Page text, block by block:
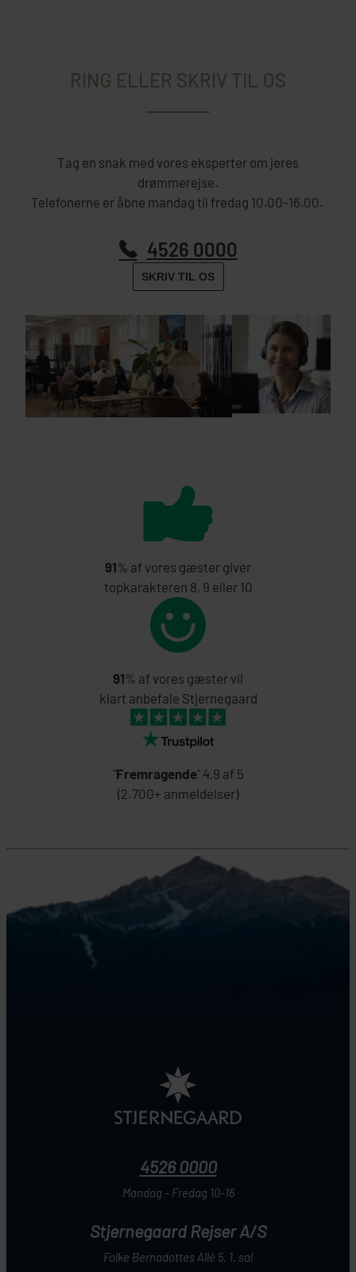
RING ELLER SKRIV TIL OS
Tag en snak med vores eksperter om jeres
drømmerejse.
Telefonerne er åbne mandag til fredag 10.00-16.00.
4526 0000
SKRIV TIL OS
91% af vores gæster giver
topkarakteren 8, 9 eller 10
91% af vores gæster vil
klart anbefale Stjernegaard
"Fremragende" 4,9 af 5
(2.700+ anmeldelser)
4526 0000
Mandag - Fredag 10-16
Stjernegaard Rejser A/S
Folke Bernadottes Allé 5, 1. sal